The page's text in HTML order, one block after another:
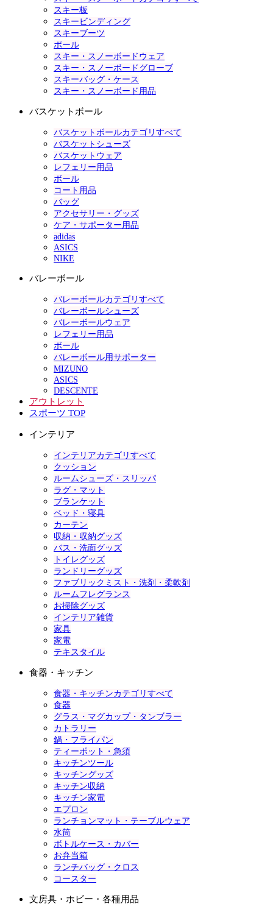
スキー板
スキービンディング
スキーブーツ
ポール
スキー・スノーボードウェア
スキー・スノーボードグローブ
スキーバッグ・ケース
スキー・スノーボード用品
バスケットボール
バスケットボールカテゴリすべて
バスケットシューズ
バスケットウェア
レフェリー用品
ボール
コート用品
バッグ
アクセサリー・グッズ
ケア・サポーター用品
adidas
ASICS
NIKE
バレーボール
バレーボールカテゴリすべて
バレーボールシューズ
バレーボールウェア
レフェリー用品
ボール
バレーボール用サポーター
MIZUNO
ASICS
DESCENTE
アウトレット
スポーツ TOP
インテリア
インテリアカテゴリすべて
クッション
ルームシューズ・スリッパ
ラグ・マット
ブランケット
ベッド・寝具
カーテン
収納・収納グッズ
バス・洗面グッズ
トイレグッズ
ランドリーグッズ
ファブリックミスト・洗剤・柔軟剤
ルームフレグランス
お掃除グッズ
インテリア雑貨
家具
家電
テキスタイル
食器・キッチン
食器・キッチンカテゴリすべて
食器
グラス・マグカップ・タンブラー
カトラリー
鍋・フライパン
ティーポット・急須
キッチンツール
キッチングッズ
キッチン収納
キッチン家電
エプロン
ランチョンマット・テーブルウェア
水筒
ボトルケース・カバー
お弁当箱
ランチバッグ・クロス
コースター
文房具・ホビー・各種用品